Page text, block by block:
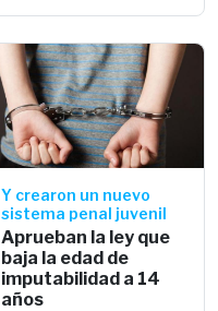
Y crearon un nuevo
sistema penal juvenil
Aprueban la ley que
baja la edad de
imputabilidad a 14
años